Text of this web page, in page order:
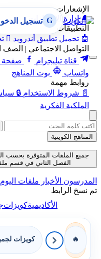
الإشعارات
🔔 إدارة الإشعارات
التطبيقات
🤖 تحميل تطبيق أندرويد 
التواصل الاجتماعي | الصف
قناة تيليجرام
صفحة
واتساب
بوت المناهج
روابط مهمة
📄 شروط الاستخدام 🔒
الملكية الفكرية
G تسجيل
المناهج الكويتية
جميع الملفات المتوفرة بحسب
الفصل الثاني في قسم ملفات
المدرسون الأخبار ملفات اليوم
تم نسخ الرابط
الأكاديميةكويزات
🔥 كويزات